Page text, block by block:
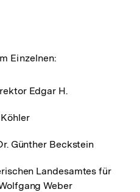
Einzelnen:
Edgar H.
Günther Beckstein
Landesamtes für
Weber